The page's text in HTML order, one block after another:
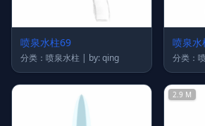
喷泉水柱69
分类：喷泉水柱 | by: qing
喷泉水
2.9 M